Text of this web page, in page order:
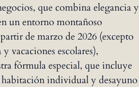
que combina elegancia y
un entorno montañoso
de marzo de 2026 (excepto
y vacaciones escolares),
fórmula especial, que incluye
individual y desayuno